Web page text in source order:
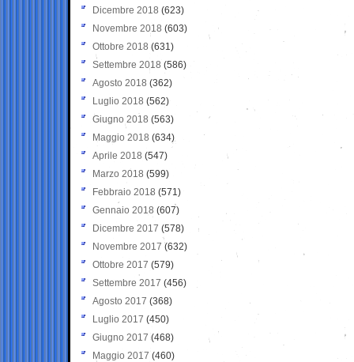
Dicembre 2018 (623)
Novembre 2018 (603)
Ottobre 2018 (631)
Settembre 2018 (586)
Agosto 2018 (362)
Luglio 2018 (562)
Giugno 2018 (563)
Maggio 2018 (634)
Aprile 2018 (547)
Marzo 2018 (599)
Febbraio 2018 (571)
Gennaio 2018 (607)
Dicembre 2017 (578)
Novembre 2017 (632)
Ottobre 2017 (579)
Settembre 2017 (456)
Agosto 2017 (368)
Luglio 2017 (450)
Giugno 2017 (468)
Maggio 2017 (460)